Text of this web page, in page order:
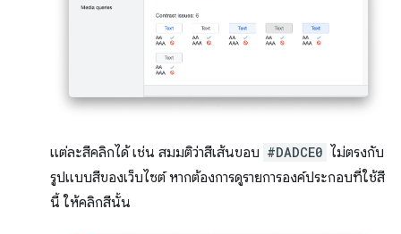
แต่ละสีคลิกได้ เช่น สมมติว่าสีเส้นขอบ #DADCE0 ไม่ตรงกับ
รูปแบบสีของเว็บไซต์ หากต้องการดูรายการองค์ประกอบที่ใช้สี
นี้ ให้คลิกสีนั้น